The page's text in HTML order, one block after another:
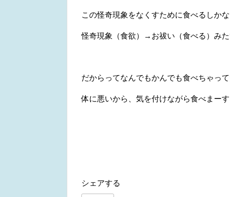
この怪奇現象をなくすために食べるしか
怪奇現象（食欲）→お祓い（食べる）みた
だからってなんでもかんでも食べちゃっ
体に悪いから、気を付けながら食べまー
シェアする